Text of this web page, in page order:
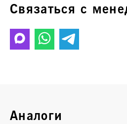
Связаться с
Аналоги